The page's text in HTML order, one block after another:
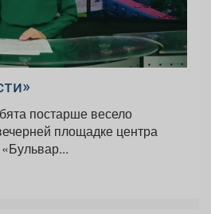
постарше весело
площадке центра
«Бульвар...